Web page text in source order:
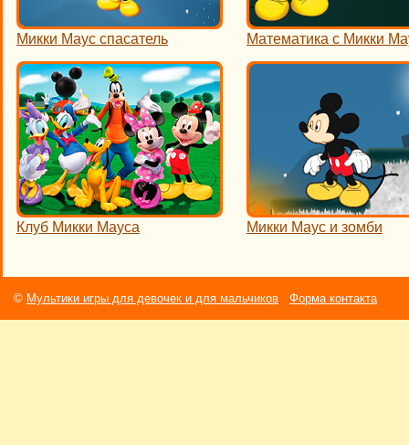
Микки Маус спасатель Математика с Микки
Клуб Микки Мауса Микки Маус и зомби
© Мультики игры для девочек и для мальчиков Форма контакта